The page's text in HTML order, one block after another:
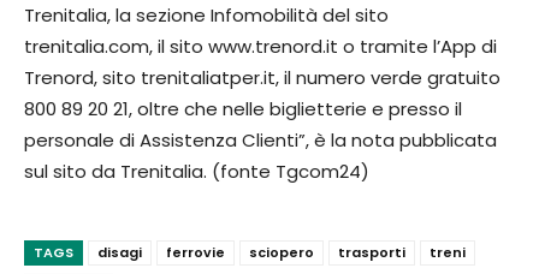
Trenitalia, la sezione Infomobilità del sito
trenitalia.com, il sito www.trenord.it o tramite l’App di
Trenord, sito trenitaliatper.it, il numero verde gratuito
800 89 20 21, oltre che nelle biglietterie e presso il
personale di Assistenza Clienti”, è la nota pubblicata
sul sito da Trenitalia. (fonte Tgcom24)
TAGS disagi ferrovie sciopero trasporti
treni